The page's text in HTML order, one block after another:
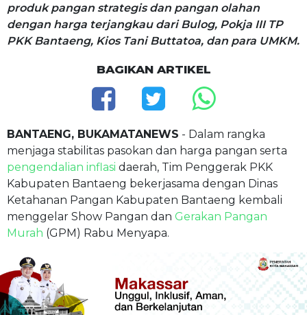
produk pangan strategis dan pangan olahan
dengan harga terjangkau dari Bulog, Pokja III TP
PKK Bantaeng, Kios Tani Buttatoa, dan para UMKM.
BAGIKAN ARTIKEL
BANTAENG, BUKAMATANEWS - Dalam rangka
menjaga stabilitas pasokan dan harga pangan serta
pengendalian inflasi daerah, Tim Penggerak PKK
Kabupaten Bantaeng bekerjasama dengan Dinas
Ketahanan Pangan Kabupaten Bantaeng kembali
menggelar Show Pangan dan Gerakan Pangan
Murah (GPM) Rabu Menyapa.